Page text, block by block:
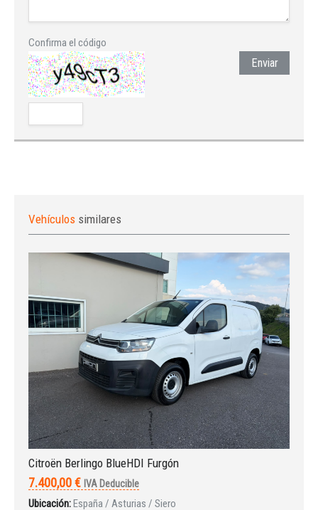
Confirma el código
Enviar
Vehículos similares
Citroën Berlingo BlueHDI Furgón
7.400,00 € IVA Deducible
Ubicación:España / Asturias / Siero